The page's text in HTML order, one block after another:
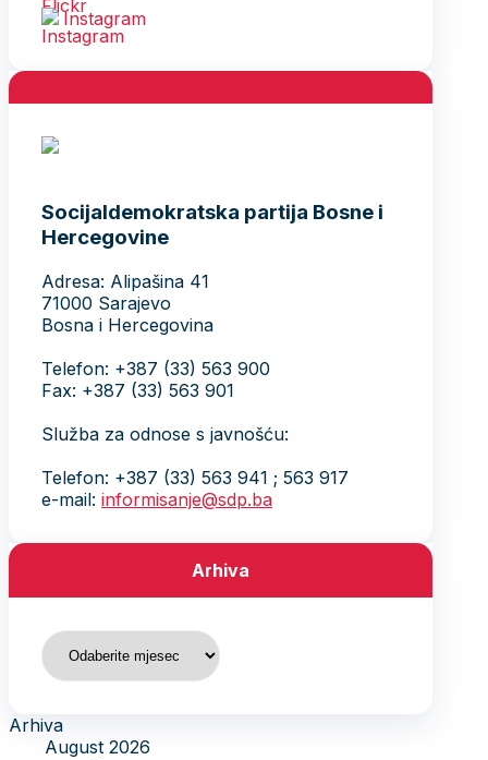
Instagram
Socijaldemokratska partija Bosne i
Hercegovine
Adresa: Alipašina 41
71000 Sarajevo
Bosna i Hercegovina
Telefon: +387 (33) 563 900
Fax: +387 (33) 563 901
Služba za odnose s javnošću:
Telefon: +387 (33) 563 941 ; 563 917
e-mail: informisanje@sdp.ba
Arhiva
Arhiva
Arhiva
August 2026